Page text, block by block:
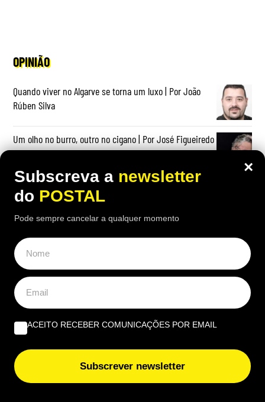
OPINIÃO
Quando viver no Algarve se torna um luxo | Por João
Rúben Silva
Um olho no burro, outro no cigano | Por José Figueiredo
Santos
Bilhete Postal: Nós, os não fumadores, não vamos para
férias para fumar | Por Eduardo Costa
EUROPE DIRECT ALGARVE
Cultura e sustentabilidade marcam terceira edição da
Al-Bauhaus Dream Academy
de Deus a Modena e Udine
×
Subscreva a newsletter
do POSTAL
Pode sempre cancelar a qualquer momento
ACEITO RECEBER COMUNICAÇÕES POR EMAIL
Subscrever newsletter